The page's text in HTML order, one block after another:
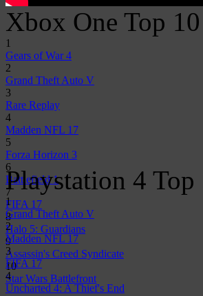
Xbox One Top
1
Gears of War 4
2
Grand Theft Auto V
3
Rare Replay
4
Madden NFL 17
5
Forza Horizon 3
6
Battlefield 1
7
FIFA 17
8
Halo 5: Guardians
9
Assassin's Creed Syndicate
10
Star Wars Battlefront
Playstation 4 Top
1
Grand Theft Auto V
2
Madden NFL 17
3
FIFA 17
4
Uncharted 4: A Thief's End